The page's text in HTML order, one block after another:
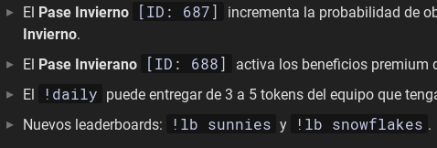
El Pase Invierno [ID: 687]
incrementa la probabilidad de
Invierno.
El Pase Invierano [ID: 688] activa los beneficios premium
El
!daily puede entregar de 3 a 5 tokens del equipo que
Nuevos leaderboards:
!lb sunnies y !lb snowflakes .